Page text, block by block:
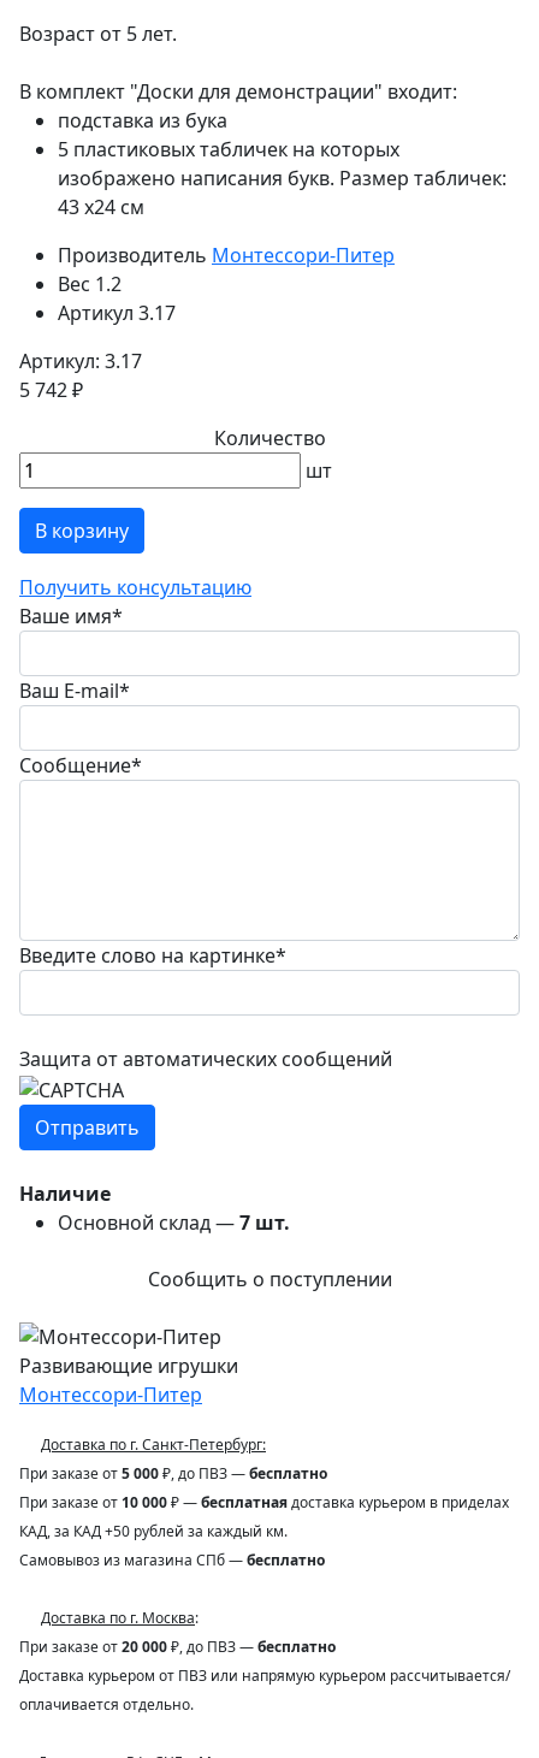
Возраст от 5 лет.
В комплект "Доски для демонстрации" входит:
подставка из бука
5 пластиковых табличек на которых
изображено написания букв. Размер табличек:
43 х24 см
Производитель Монтессори-Питер
Вес 1.2
Артикул 3.17
Артикул: 3.17
5 742 ₽
Количество
шт
В корзину
Получить консультацию
Ваше имя*
Ваш E-mail*
Сообщение*
Введите слово на картинке*
Защита от автоматических сообщений
Наличие
Основной склад —7 шт.
Сообщить о поступлении
Развивающие игрушки
Монтессори-Питер
Доставка по г. Санкт-Петербург:
При заказе от5 000₽, до ПВЗ —бесплатно
При заказе от 10 000₽ —бесплатнаядоставка курьером в приделах
КАД, за КАД +50 рублей за каждый км.
Самовывоз из магазина СПб —бесплатно
Доставка по г. Москва:
При заказе от20 000₽, до ПВЗ —бесплатно
Доставка курьером от ПВЗ или напрямую курьером рассчитывается/
оплачивается отдельно.